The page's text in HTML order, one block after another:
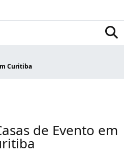
Curitiba
de Evento em